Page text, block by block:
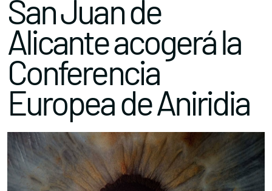
San Juan de
Alicante acogerá la
Conferencia
Europea de Aniridia